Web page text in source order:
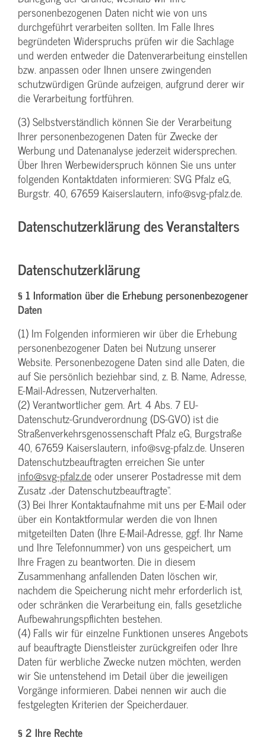
personenbezogenen Daten nicht wie von uns
durchgeführt verarbeiten sollten. Im Falle Ihres
begründeten Widerspruchs prüfen wir die Sachlage
und werden entweder die Datenverarbeitung einstellen
bzw. anpassen oder Ihnen unsere zwingenden
schutzwürdigen Gründe aufzeigen, aufgrund derer wir
die Verarbeitung fortführen.
(3) Selbstverständlich können Sie der Verarbeitung
Ihrer personenbezogenen Daten für Zwecke der
Werbung und Datenanalyse jederzeit widersprechen.
Über Ihren Werbewiderspruch können Sie uns unter
folgenden Kontaktdaten informieren: SVG Pfalz eG,
Burgstr. 40, 67659 Kaiserslautern, info@svg-pfalz.de.
Datenschutzerklärung des Veranstalters
Datenschutzerklärung
§ 1 Information über die Erhebung personenbezogener
Daten
(1) Im Folgenden informieren wir über die Erhebung
personenbezogener Daten bei Nutzung unserer
Website. Personenbezogene Daten sind alle Daten, die
auf Sie persönlich beziehbar sind, z. B. Name, Adresse,
E-Mail-Adressen, Nutzerverhalten.
(2) Verantwortlicher gem. Art. 4 Abs. 7 EU-
Datenschutz-Grundverordnung (DS-GVO) ist die
Straßenverkehrsgenossenschaft Pfalz eG, Burgstraße
40, 67659 Kaiserslautern, info@svg-pfalz.de. Unseren
Datenschutzbeauftragten erreichen Sie unter
info@svg-pfalz.deoder unserer Postadresse mit dem
Zusatz „der Datenschutzbeauftragte“.
(3) Bei Ihrer Kontaktaufnahme mit uns per E-Mail oder
über ein Kontaktformular werden die von Ihnen
mitgeteilten Daten (Ihre E-Mail-Adresse, ggf. Ihr Name
und Ihre Telefonnummer) von uns gespeichert, um
Ihre Fragen zu beantworten. Die in diesem
Zusammenhang anfallenden Daten löschen wir,
nachdem die Speicherung nicht mehr erforderlich ist,
oder schränken die Verarbeitung ein, falls gesetzliche
Aufbewahrungspflichten bestehen.
(4) Falls wir für einzelne Funktionen unseres Angebots
auf beauftragte Dienstleister zurückgreifen oder Ihre
Daten für werbliche Zwecke nutzen möchten, werden
wir Sie untenstehend im Detail über die jeweiligen
Vorgänge informieren. Dabei nennen wir auch die
festgelegten Kriterien der Speicherdauer.
§ 2 Ihre Rechte